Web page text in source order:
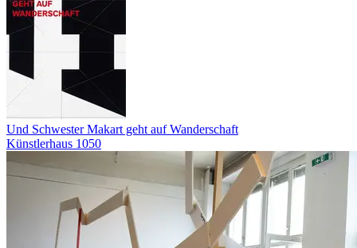
Und Schwester Makart geht auf Wanderschaft
Künstlerhaus 1050